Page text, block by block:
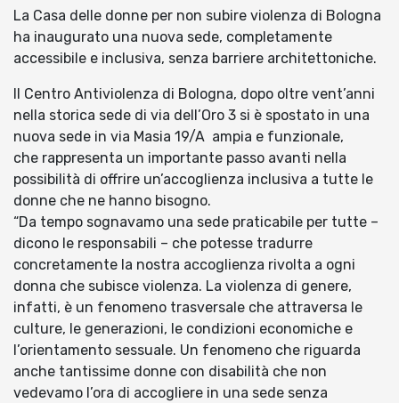
La Casa delle donne per non subire violenza di Bologna
ha inaugurato una nuova sede, completamente
accessibile e inclusiva, senza barriere architettoniche.
Il Centro Antiviolenza di Bologna, dopo oltre vent’anni
nella storica sede di via dell’Oro 3 si è spostato in una
nuova sede in via Masia 19/A ampia e funzionale,
che rappresenta un importante passo avanti nella
possibilità di offrire un’accoglienza inclusiva a tutte le
donne che ne hanno bisogno.
“Da tempo sognavamo una sede praticabile per tutte –
dicono le responsabili – che potesse tradurre
concretamente la nostra accoglienza rivolta a ogni
donna che subisce violenza. La violenza di genere,
infatti, è un fenomeno trasversale che attraversa le
culture, le generazioni, le condizioni economiche e
l’orientamento sessuale. Un fenomeno che riguarda
anche tantissime donne con disabilità che non
vedevamo l’ora di accogliere in una sede senza